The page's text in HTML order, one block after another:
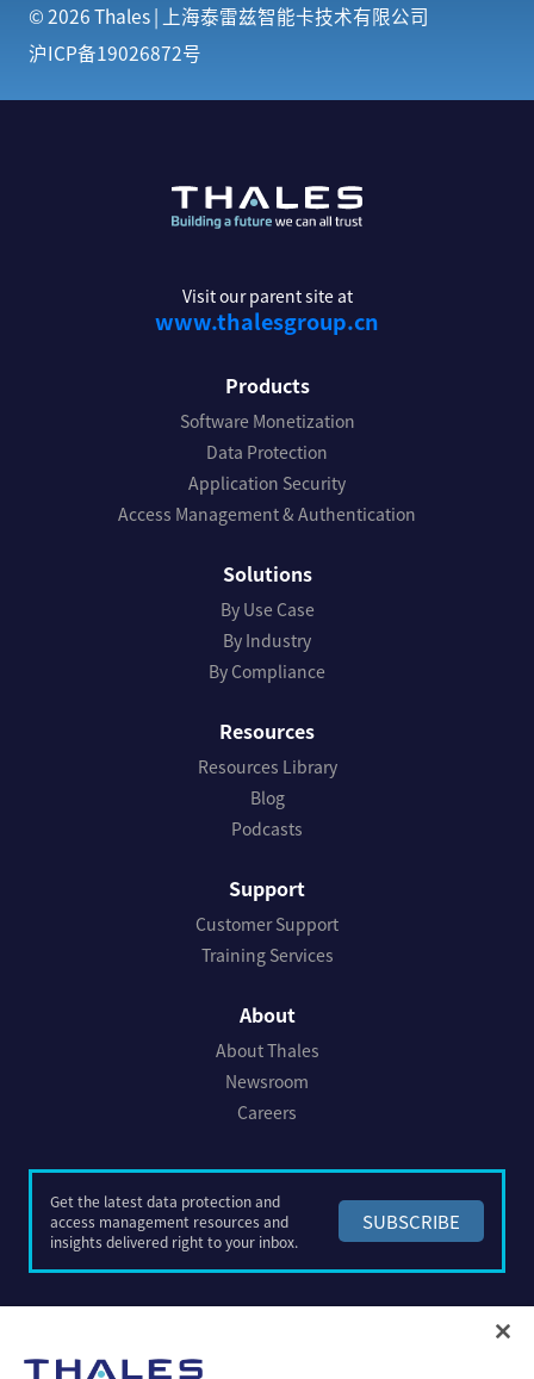
© 2026 Thales | 上海泰雷兹智能卡技术有限公司
沪ICP备19026872号
Visit our parent site at
www.thalesgroup.cn
Products
Software Monetization
Data Protection
Application Security
Access Management & Authentication
Solutions
By Use Case
By Industry
By Compliance
Resources
Resources Library
Blog
Podcasts
Support
Customer Support
Training Services
About
About Thales
Newsroom
Careers
SUBSCRIBE
Get the latest data protection and
access management resources and
insights delivered right to your inbox.